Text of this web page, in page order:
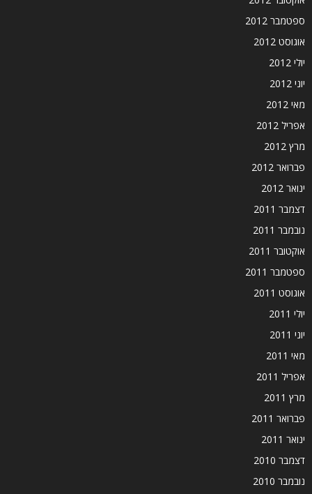
ספטמבר 2012
אוגוסט 2012
יולי 2012
יוני 2012
מאי 2012
אפריל 2012
מרץ 2012
פברואר 2012
ינואר 2012
דצמבר 2011
נובמבר 2011
אוקטובר 2011
ספטמבר 2011
אוגוסט 2011
יולי 2011
יוני 2011
מאי 2011
אפריל 2011
מרץ 2011
פברואר 2011
ינואר 2011
דצמבר 2010
נובמבר 2010